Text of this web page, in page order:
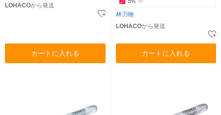
LOHACOから発送
カートに入れる
%
林刃物
LOHACOから発送
カートに入れる